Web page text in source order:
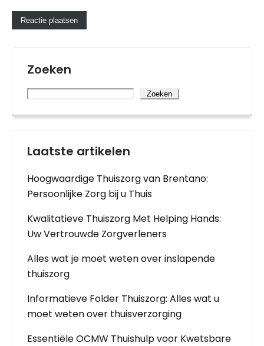
Zoeken
Zoeken
Laatste artikelen
Hoogwaardige Thuiszorg van Brentano:
Persoonlijke Zorg bij u Thuis
Kwalitatieve Thuiszorg Met Helping Hands:
Uw Vertrouwde Zorgverleners
Alles wat je moet weten over inslapende
thuiszorg
Informatieve Folder Thuiszorg: Alles wat u
moet weten over thuisverzorging
Essentiële OCMW Thuishulp voor Kwetsbare